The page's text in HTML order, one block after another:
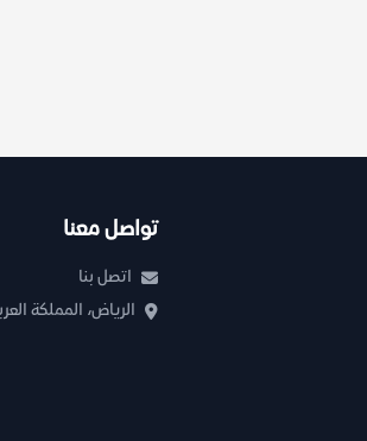
تواصل معنا
اتصل بنا
الرياض، المملكة